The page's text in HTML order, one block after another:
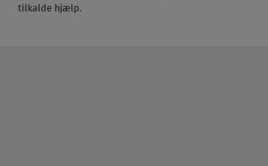
tilkalde hjælp.